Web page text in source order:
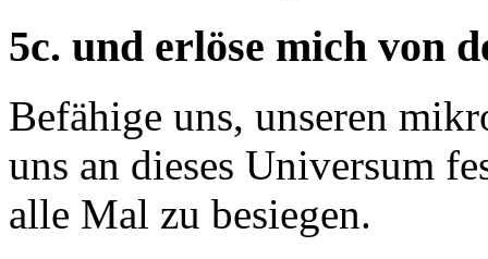
5c. und erlöse mich von
Befähige uns, unseren
uns an dieses Universum
alle Mal zu besiegen.